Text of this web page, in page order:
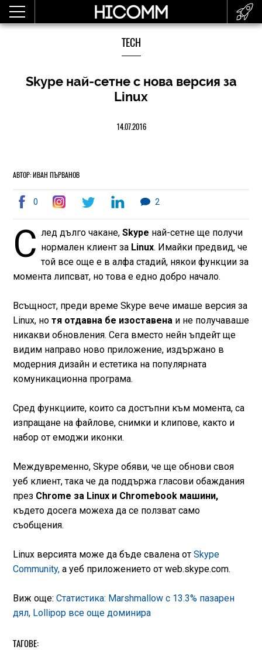
TECH
Skype най-сетне с нова версия за
Linux
14.07.2016
АВТОР: ИВАН ПЪРВАНОВ
0 2
С лед дълго чакане,Skype най-сетне ще получи
нормален клиент за Linux. Имайки предвид, че
той все още е в алфа стадий, някои функции за
момента липсват, но това е едно добро начало.
Всъщност, преди време Skype вече имаше версия за
Linux, нотя отдавна бе изоставенаи не получаваше
никакви обновления. Сега вместо нейн ъпдейт ще
видим направо ново приложение, издържано в
модерния дизайн и естетика на популярната
комуникационна програма.
Сред функциите, които са достъпни към момента, са
изпращане на файлове, снимки и клипове, както и
набор от емоджи иконки.
Междувременно, Skype обяви, че ще обнови своя
уеб клиент, така че да поддържа гласови обаждания
през Chrome за Linux и Chromebook машини,
където досега можеха да се ползват само
съобщения.
Linux версията може да бъде свалена от Skype
Community,а уеб приложението от web.skype.com.
Виж още: Статистика: Marshmallow с 13.3% пазарен
дял, Lollipop все още доминира
ТАГОВЕ: